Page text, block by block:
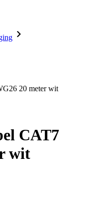
20 meter wit
CAT7
wit